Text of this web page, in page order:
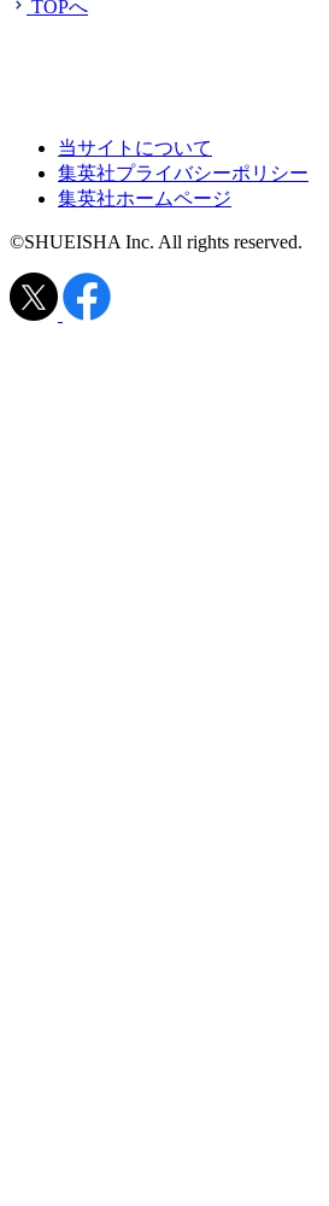
TOPへ
当サイトについて
集英社プライバシーポリシー
集英社ホームページ
©SHUEISHA Inc. All rights reserved.